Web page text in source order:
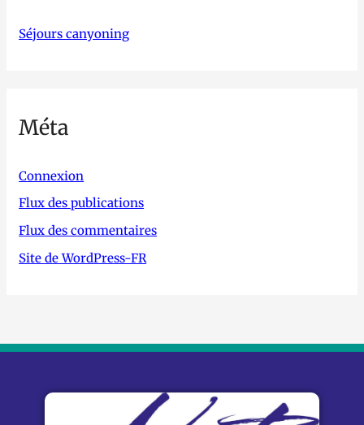
Séjours canyoning
Méta
Connexion
Flux des publications
Flux des commentaires
Site de WordPress-FR